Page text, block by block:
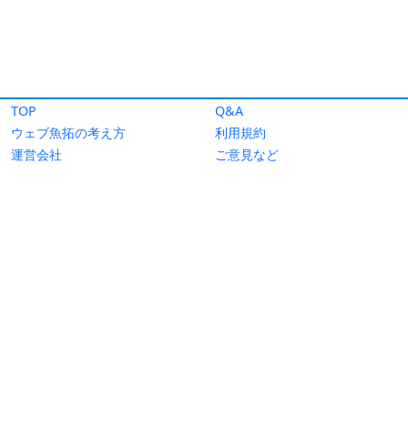
TOP
Q&A
ウェブ魚拓の考え方
利用規約
運営会社
ご意見など